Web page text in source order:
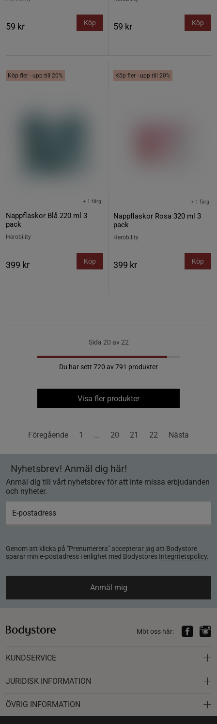
59 kr Köp 59 kr Köp
Köp fler - upp till 20%
Nappflaskor Blå 220 ml 3
pack
+ 1 färg
Herobility
399 kr Köp
Köp fler - upp till 20%
Nappflaskor Rosa 320 ml 3
pack
+ 1 färg
Herobility
399 kr Köp
Sida 20 av 22
Du har sett 720 av 791 produkter
Visa fler produkter
Föregående 1 ... 20 21 22 Nästa
Nyhetsbrev! Anmäl dig här!
Anmäl dig till vårt nyhetsbrev för att inte missa erbjudanden
och nyheter.
Genom att klicka på "Prenumerera" accepterar jag att Bodystore
sparar min e-postadress i enlighet med Bodystores Integritetspolicy.
Anmäl mig
Möt oss här:
KUNDSERVICE
JURIDISK INFORMATION
ÖVRIG INFORMATION